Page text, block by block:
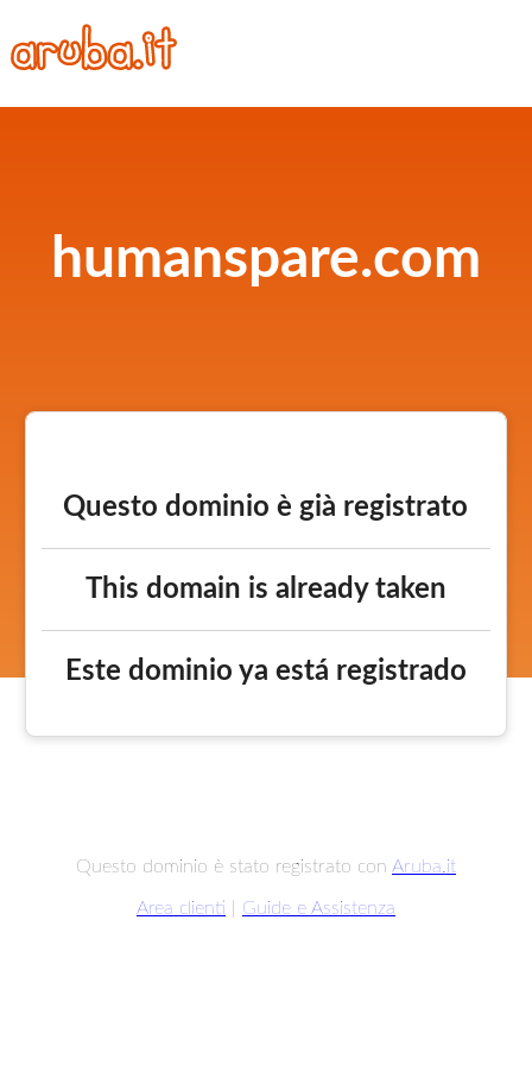
humanspare.com
Questo dominio è già registrato
This domain is already taken
Este dominio ya está registrado
Questo dominio è stato registrato con Aruba.it
Area clienti Guide e Assistenza